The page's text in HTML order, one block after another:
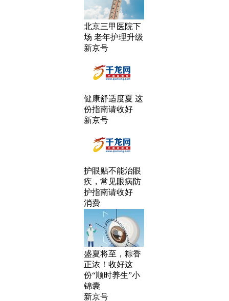
北京三甲医院下
场 老年护理升级
新京号
健康舒适度夏 这
份指南请收好
新京号
护眼贴不能治眼
疾，常见眼病防
护指南请收好
消费
盛夏将至，粽香
正浓！收好这
份“顺时养生”小
锦囊
新京号